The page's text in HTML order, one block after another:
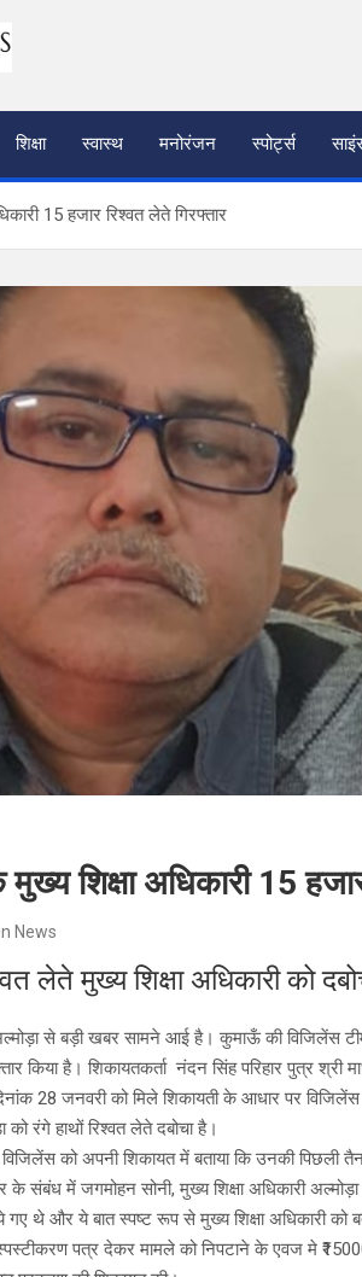
शिक्षा स्वास्थ मनोरंजन स्पोर्ट्स
15 हजार रिश्वत लेते गिरफ्तार
शिक्षा अधिकारी 15
News
लेते मुख्य शिक्षा अधिकारी को
से बड़ी खबर सामने आई है। कुमाऊँ की विजिलेंस
किया है। शिकायतकर्ता नंदन सिंह परिहार पुत्र श्री
28 जनवरी को मिले शिकायती के आधार पर
को रंगे हाथों रिश्वत लेते दबोचा है।
को अपनी शिकायत में बताया कि उनकी पिछली
संबंध में जगमोहन सोनी, मुख्य शिक्षा अधिकारी
गए थे और ये बात स्पष्ट रूप से मुख्य शिक्षा अधिकारी
स्पस्टीकरण पत्र देकर मामले को निपटाने के एवज मे